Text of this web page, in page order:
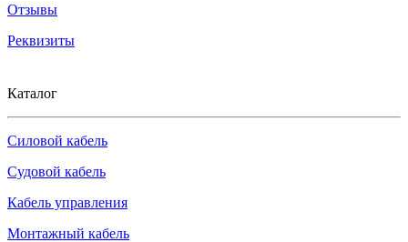
Отзывы
Реквизиты
Каталог
Силовой кабель
Судовой кабель
Кабель управления
Монтажный кабель